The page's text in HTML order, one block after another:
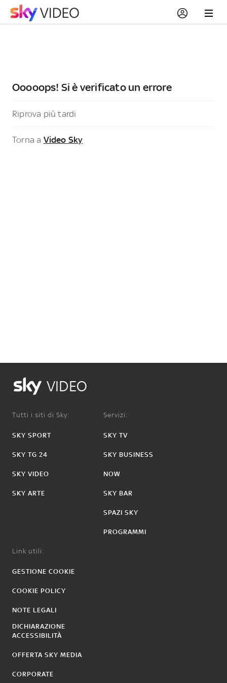
Ooooops! Si è verificato un errore
Riprova più tardi
Torna a Video Sky
VIDEO
Tutti i siti di Sky:
SKY SPORT
SKY TG 24
SKY VIDEO
SKY ARTE
Servizi:
SKY TV
SKY BUSINESS
NOW
SKY BAR
SPAZI SKY
PROGRAMMI
Link utili:
GESTIONE COOKIE
COOKIE POLICY
NOTE LEGALI
DICHIARAZIONE
ACCESSIBILITÀ
OFFERTA SKY MEDIA
CORPORATE